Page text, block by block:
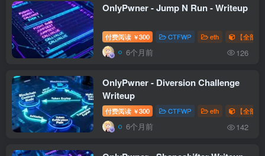
OnlyPwner - Jump N Run - Writeup
付费阅读 ￥300 CTFWP eth 【全部
6个月前 126
OnlyPwner - Diversion Challenge
Writeup
付费阅读 ￥300 CTFWP eth 【全部
6个月前 142